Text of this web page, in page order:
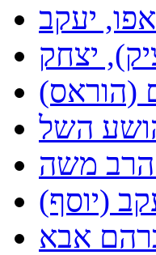
יעקב
יצחק
(הוראס)
השל
הרב משה
(יוסף)
אבא